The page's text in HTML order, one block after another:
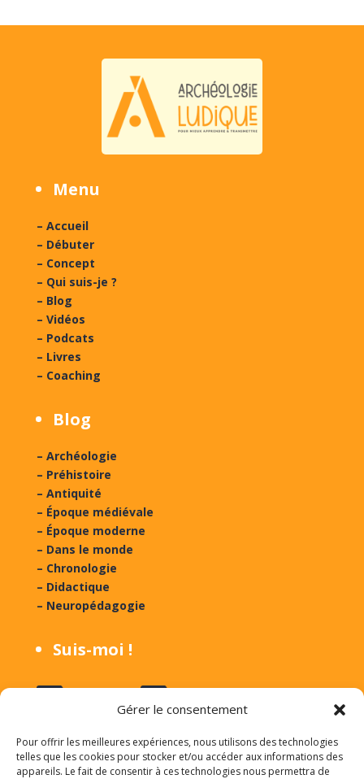
Gérer le consentement
Pour offrir les meilleures expériences, nous utilisons des technologies
telles que les cookies pour stocker et/ou accéder aux informations des
appareils. Le fait de consentir à ces technologies nous permettra de
Menu
– Accueil
– Débuter
– Concept
– Qui suis-je ?
– Blog
– Vidéos
– Podcats
– Livres
– Coaching
Blog
– Archéologie
– Préhistoire
– Antiquité
– Époque médiévale
– Époque moderne
– Dans le monde
– Chronologie
– Didactique
– Neuropédagogie
Suis-moi !
Suivre Suivre